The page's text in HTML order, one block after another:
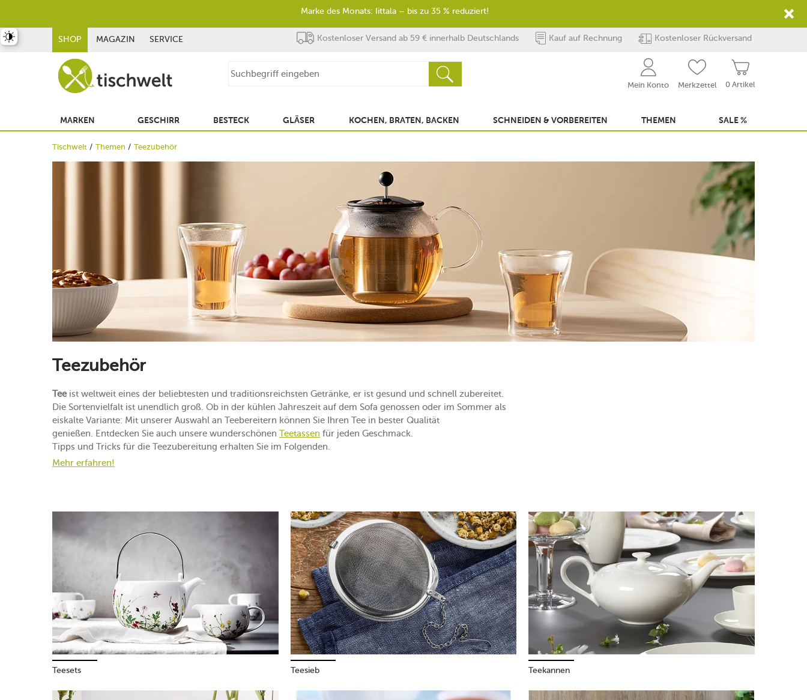
SHOP MAGAZIN SERVICE Kostenloser Versand ab 59 € innerhalb Deutschlands Kauf auf Rechnung Kostenloser Rückversand
0 Artikel
Mein Konto Merkzettel
MARKEN GESCHIRR BESTECK GLÄSER KOCHEN, BRATEN, BACKEN SCHNEIDEN & VORBEREITEN THEMEN SALE %
Tischwelt Themen Teezubehör
Teezubehör
Tee ist weltweit eines der beliebtesten und traditionsreichsten Getränke, er ist gesund und schnell zubereitet.
Die Sortenvielfalt ist unendlich groß. Ob in der kühlen Jahreszeit auf dem Sofa genossen oder im Sommer als
eiskalte Variante: Mit unserer Auswahl an Teebereitern können Sie Ihren Tee in bester Qualität
genießen. Entdecken Sie auch unsere wunderschönen Teetassen für jeden Geschmack.
Tipps und Tricks für die Teezubereitung erhalten Sie im Folgenden.
Mehr erfahren!
Teesets Teesieb Teekannen
umschalten
Marke des Monats: Iittala – bis zu 35 % reduziert!